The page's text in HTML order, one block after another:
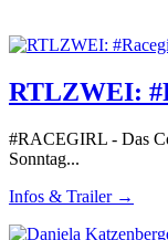
RTLZWEI:
#RACEGIRL - Das
Sonntag...
Infos & Trailer →